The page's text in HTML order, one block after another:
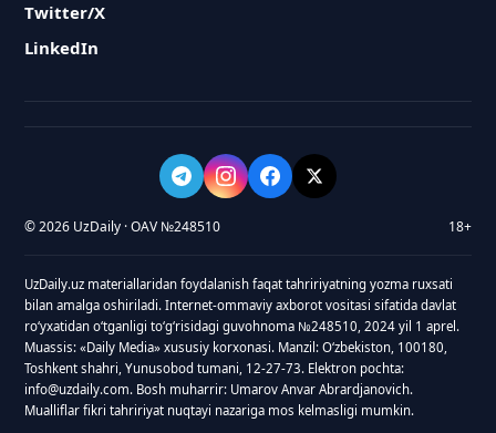
Twitter/X
LinkedIn
© 2026 UzDaily · OAV №248510 18+
UzDaily.uz materiallaridan foydalanish faqat tahririyatning yozma ruxsati
bilan amalga oshiriladi. Internet-ommaviy axborot vositasi sifatida davlat
roʻyxatidan oʻtganligi toʻgʻrisidagi guvohnoma №248510, 2024 yil 1 aprel.
Muassis: «Daily Media» xususiy korxonasi. Manzil: Oʻzbekiston, 100180,
Toshkent shahri, Yunusobod tumani, 12-27-73. Elektron pochta:
info@uzdaily.com. Bosh muharrir: Umarov Anvar Abrardjanovich.
Mualliflar fikri tahririyat nuqtayi nazariga mos kelmasligi mumkin.